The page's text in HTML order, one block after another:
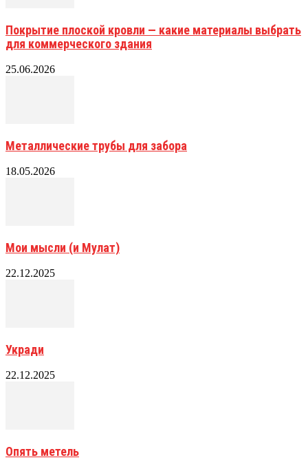
Покрытие плоской кровли — какие материалы выбрать
для коммерческого здания
25.06.2026
Металлические трубы для забора
18.05.2026
Мои мысли (и Мулат)
22.12.2025
Укради
22.12.2025
Опять метель